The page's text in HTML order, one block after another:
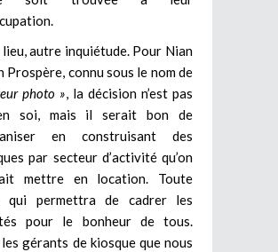
autre inquiétude. Pour Nian
Prospère, connu sous le nom de
photo » , la décision n’est pas
soi, mais il serait bon de
en construisant des
par secteur d’activité qu’on
mettre en location. Toute
qui permettra de cadrer les
pour le bonheur de tous.
gérants de kiosque que nous